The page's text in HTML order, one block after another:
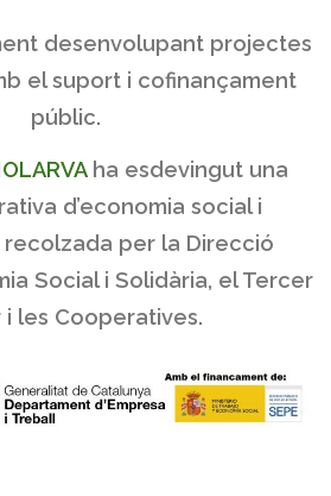
desenvolupant projectes
el suport i cofinançament
públic.
ha esdevingut una
d’economia social i
recolzada per la Direcció
Social i Solidària, el Tercer
les Cooperatives.